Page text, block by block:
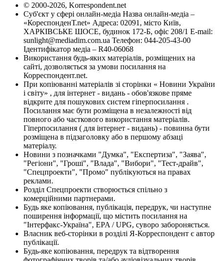
© 2000-2026, Korrespondent.net
Суб'єкт у сфері онлайн-медіа Назва онлайн-медіа –
«КореспонденТ.net» Адреса: 02091, місто Київ,
ХАРКІВСЬКЕ ШОСЕ, будинок 172-Б, офіс 208/1 E-mail:
sunlight@mediadim.com.ua Телефон: 044-205-43-00
Ідентифікатор медіа – R40-06068
Використання будь-яких матеріалів, розміщених на
сайті, дозволяється за умови посилання на
Корреспондент.net.
При копіюванні матеріалів зі сторінки « Новини України
і світу» , для інтернет - видань - обов'язкове пряме
відкрите для пошукових систем гіперпосилання .
Посилання має бути розміщена в незалежності від
повного або часткового використання матеріалів.
Гіперпосилання ( для інтернет - видань) - повинна бути
розміщена в підзаголовку або в першому абзаці
матеріалу.
Новини з позначками "Думка", "Експертиза", "Заява",
"Регіони", "Гроші", "Влада", "Вибори", "Тест-драйв",
"Спецпроекти", "Промо" публікуються на правах
реклами.
Розділ Спецпроекти створюється спільно з
комерційними партнерами.
Будь яке копіювання, публікація, передрук, чи наступне
поширення інформації, що містить посилання на
"Інтерфакс-Україна", EPA / UPG, суворо забороняється.
Власник веб-сторінки в розділі Я-Корреспондент є автор
публікації.
Будь-яке копіювання, передрук та відтворення